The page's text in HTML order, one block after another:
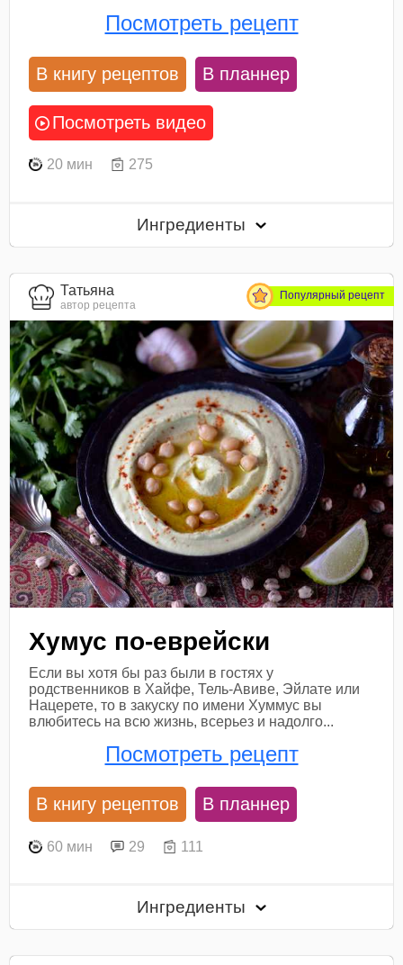
Посмотреть рецепт
В книгу рецептов В планнер
Посмотреть видео
20 мин 275
Ингредиенты
Татьяна
автор рецепта
Популярный рецепт
Хумус по-еврейски
Если вы хотя бы раз были в гостях у
родственников в Хайфе, Тель-Авиве, Эйлате или
Нацерете, то в закуску по имени Хуммус вы
влюбитесь на всю жизнь, всерьез и надолго...
Посмотреть рецепт
В книгу рецептов В планнер
60 мин 29 111
Ингредиенты